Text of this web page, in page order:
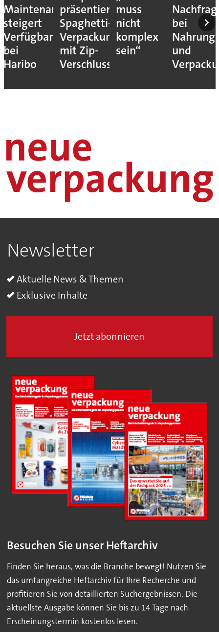
Maintenance
steigert
Verfügbarkeit
bei
Haribo
präsentiert
Spaghetti-
Verpackung
mit Zip-
Verschluss
muss
nicht
komplex
sein“
bei
und
Newsletter
Aktuelle News & Themen
Exklusive Inhalte
Jetzt abonnieren
Besuchen Sie unser Heftarchiv
Finden Sie heraus, was die Branche bewegt! Nutzen Sie
das umfangreiche Heftarchiv für Ihre Recherche und
profitieren Sie von detaillierten Suchergebnissen. Die
aktuellste Ausgabe können Sie bis zu 14 Tage nach
Erscheinungstermin kostenlos lesen.